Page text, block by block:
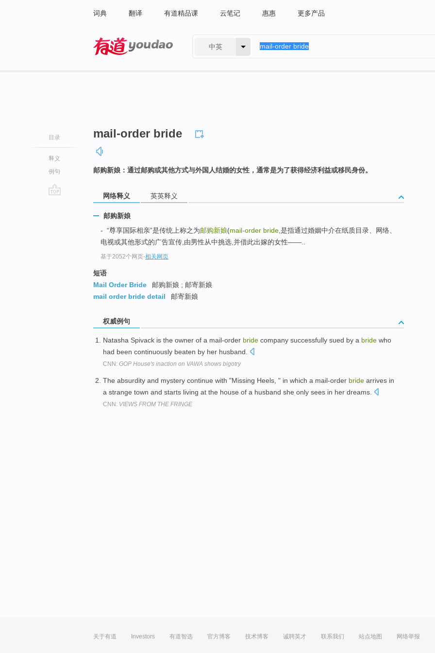
词典 翻译 有道精品课 云笔记 惠惠 更多产品
中英
目录
释义
例句
mail-order bride
邮购新娘：通过邮购或其他方式与外国人结婚的女性，通常是为了获得经济利益或移民身份。
网络释义 英英释义
邮购新娘
- “尊享国际相亲”是传统上称之为邮购新娘(mail-order bride ,是指通过婚姻中介在纸质目录、网络、
电视或其他形式的广告宣传,由男性从中挑选,并借此出嫁的女性——..
基于2052个网页-相关网页
短语
Mail Order Bride
邮购新娘 ; 邮寄新娘
mail order bride detail
邮寄新娘
权威例句
Natasha Spivack is the owner of a mail-order bride company successfully sued by a bride who
had been continuously beaten by her husband.
CNN: GOP House's inaction on VAWA shows bigotry
The absurdity and mystery continue with "Missing Heels, " in which a mail-order bride arrives in
a strange town and starts living at the house of a husband she only sees in her dreams.
CNN: VIEWS FROM THE FRINGE
关于有道 Investors 有道智选 官方博客 技术博客 诚聘英才 联系我们 站点地图 网络举报